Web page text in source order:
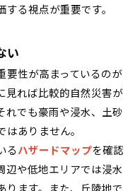
る視点が重要です。
い
要性が高まっているのが
見れば比較的自然災害が
れでも豪雨や浸水、土砂
ありません。
るハザードマップを確認
辺や低地エリアでは浸水
ります。また、丘陵地で